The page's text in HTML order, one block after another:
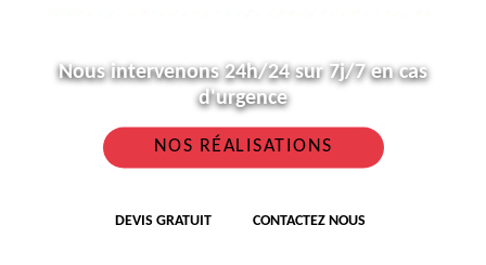
Nous intervenons 24h/24 sur 7j/7 en cas
d'urgence
NOS RÉALISATIONS
DEVIS GRATUIT CONTACTEZ NOUS